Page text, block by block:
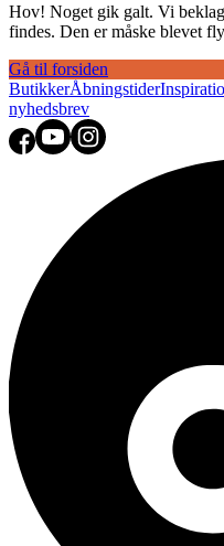
Hov! Noget gik galt. Vi
findes. Den er måske blevet
Gå til forsiden
ButikkerÅbningstider
nyhedsbrev